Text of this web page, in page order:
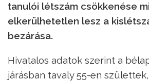
tanulói létszám csökkenése
elkerülhetetlen lesz a
bezárása.
Hivatalos adatok szerint a
járásban tavaly 55-en